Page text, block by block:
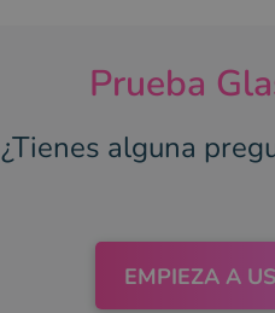
Prueba
¿Tienes alguna
EMPIEZA A